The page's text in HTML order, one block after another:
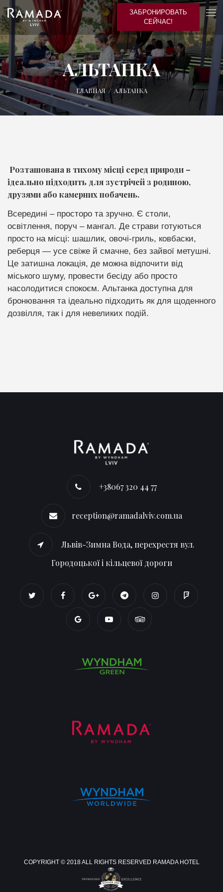
ЗАБРОНИРОВАТЬ
СЕЙЧАС!
АЛЬТАНКА
ГЛАВНАЯ / АЛЬТАНКА
Розташована в тихому місці серед природи –
ідеально підходить для зустрічей з родиною,
друзями або камерних побачень.
Всередині – просторо та зручно. Є столи,
освітлення, поруч – мангал. Де страви готуються
просто на місці: шашлик, овочі-гриль, ковбаски,
реберця — усе свіже й смачне, без зайвої метушні.
Це затишна локація, де можна відпочити від
міського шуму, провести бесіду або просто
насолодитися спокоєм. Альтанка доступна для
бронювання та ідеально підходить як для щоденного
дозвілля, так і для невеликих подій.
+38067 320 44 77
reception@ramadalviv.com.ua
Львів-Зимна Вода, перехрестя вул.
Городоцької і кільцевої дороги
COPYRIGHT © 2018 ALL RIGHTS RESERVED RAMADA HOTEL